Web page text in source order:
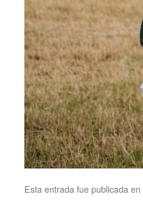
Esta entrada fue publicada en